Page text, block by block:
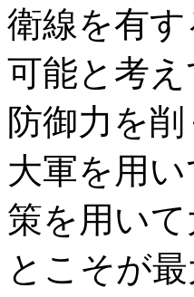
衛線を有
可能と考
防御力を
大軍を用
策を用い
とこそが